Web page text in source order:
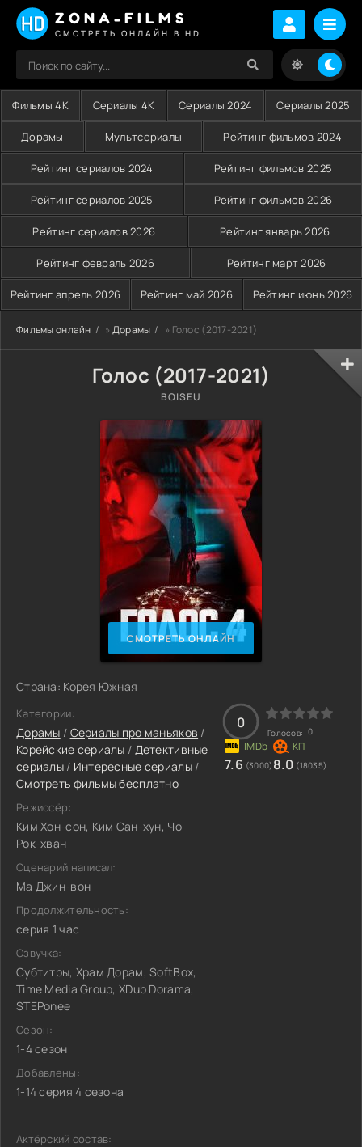
ZONA-FILMS
СМОТРЕТЬ ОНЛАЙН В HD
Фильмы 4K Сериалы 4K Сериалы 2024 Сериалы 2025
Дорамы Мультсериалы Рейтинг фильмов 2024
Рейтинг сериалов 2024 Рейтинг фильмов 2025
Рейтинг сериалов 2025 Рейтинг фильмов 2026
Рейтинг сериалов 2026 Рейтинг январь 2026
Рейтинг февраль 2026 Рейтинг март 2026
Рейтинг апрель 2026 Рейтинг май 2026 Рейтинг июнь 2026
Фильмы онлайн » Дорамы » Голос (2017-2021)
Голос (2017-2021)
BOISEU
СМОТРЕТЬ ОНЛАЙН
Страна: Корея Южная
Категории:
Дорамы / Сериалы про маньяков /
Корейские сериалы / Детективные
сериалы/ Интересные сериалы/
Смотреть фильмы бесплатно
Режиссёр:
Ким Хон-сон, Ким Сан-хун, Чо
Рок-хван
Сценарий написал:
Ма Джин-вон
Продолжительность:
серия 1 час
Озвучка:
Субтитры, Храм Дорам, SoftBox,
Time Media Group, XDub Dorama,
STEPonee
Сезон:
1-4 сезон
Добавлены:
1-14 серия 4 сезона
0
Голосов: 0
7.6 (3000) 8.0 (18035)
Актёрский состав: